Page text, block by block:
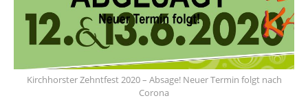
Kirchhorster Zehntfest 2020 – Absage! Neuer Termin folgt nach
Corona